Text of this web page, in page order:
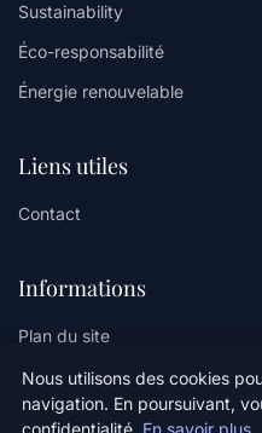
Sustainability
Éco-responsabilité
Énergie renouvelable
Liens utiles
Contact
Informations
Plan du site
Nous utilisons des cookies
navigation. En poursuivant,
confidentialité. En savoir plus